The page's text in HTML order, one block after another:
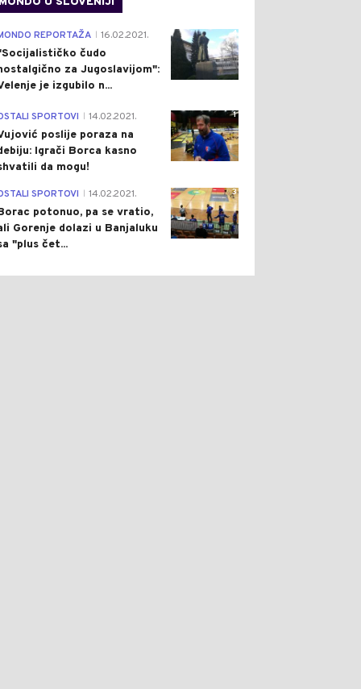
4
REPORTAŽA 16.02.2021.
čudo
za Jugoslavijom":
je izgubilo n...
1
SPORTOVI 14.02.2021.
poslije poraza na
Igrači Borca kasno
da mogu!
3
SPORTOVI 14.02.2021.
potonuo, pa se vratio,
Gorenje dolazi u Banjaluku
"plus čet...